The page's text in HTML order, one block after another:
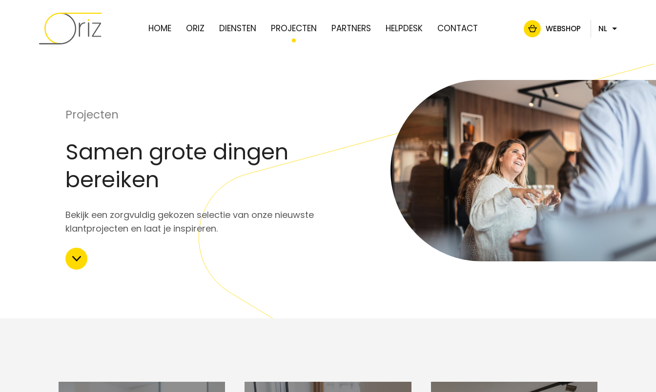
HOME ORIZ DIENSTEN PROJECTEN PARTNERS HELPDESK CONTACT WEBSHOP
NL
EN
Projecten
Samen grote dingen
bereiken
Bekijk een zorgvuldig gekozen selectie van onze nieuwste
klantprojecten en laat je inspireren.